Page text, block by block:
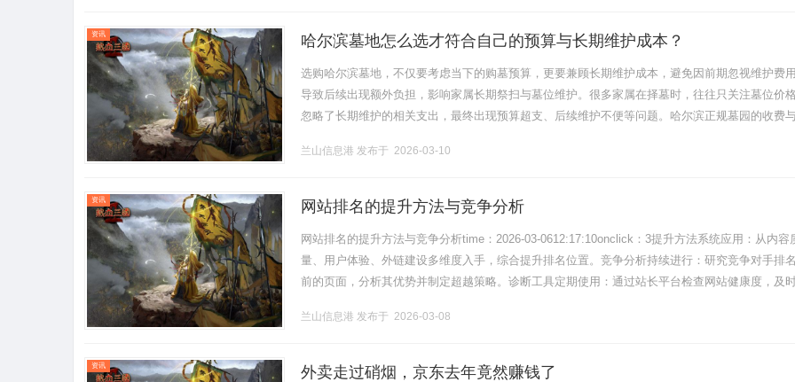
资讯 哈尔滨墓地怎么选才符合自己的预算与长期维护成本？
选购哈尔滨墓地，不仅要考虑当下的购墓预算，更要兼顾长期维护成本，避免因前期忽视维护费用
导致后续出现额外负担，影响家属长期祭扫与墓位维护。很多家属在择墓时，往往只关注墓位价格
忽略了长期维护的相关支出，最终出现预算超支、后续维护不便等问题。哈尔滨正规墓园的收费
本，实现.........
兰山信息港 发布于 2026-03-10
资讯 网站排名的提升方法与竞争分析
网站排名的提升方法与竞争分析time：2026-03-0612:17:10onclick：3提升方法系统应用：从内容
量、用户体验、外链建设多维度入手，综合提升排名位置。竞争分析持续进行：研究竞争对手排
前的页面，分析其优势并制定超越策略。诊断工具定期使用：通过站长平台检查网站健康度，及
兰山信息港 发布于 2026-03-08
资讯 外卖走过硝烟，京东去年竟然赚钱了